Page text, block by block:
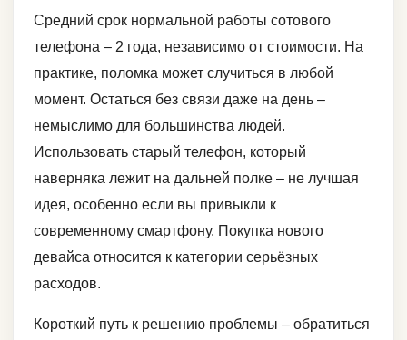
Средний срок нормальной работы сотового
телефона – 2 года, независимо от стоимости. На
практике, поломка может случиться в любой
момент. Остаться без связи даже на день –
немыслимо для большинства людей.
Использовать старый телефон, который
наверняка лежит на дальней полке – не лучшая
идея, особенно если вы привыкли к
современному смартфону. Покупка нового
девайса относится к категории серьёзных
расходов.
Короткий путь к решению проблемы – обратиться